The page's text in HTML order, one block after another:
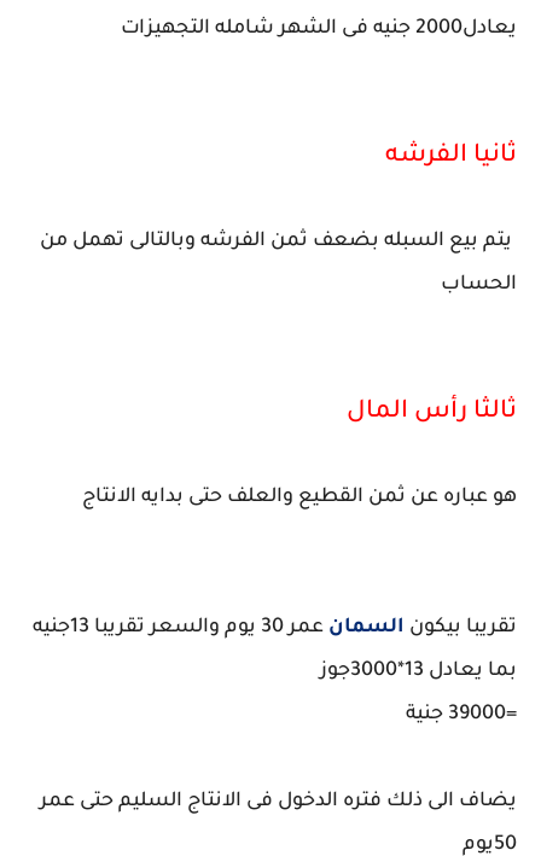
يعادل2000 جنيه فى الشهر شامله التجهيزات
ثانيا الفرشه
يتم بيع السبله بضعف ثمن الفرشه وبالتالى تهمل من
الحساب
ثالثا رأس المال
هو عباره عن ثمن القطيع والعلف حتى بدايه الانتاج
تقريبا بيكون السمان
عمر 30 يوم والسعر تقريبا 13جنيه
بما يعادل 13*3000جوز
=39000 جنية
يضاف الى ذلك فتره الدخول فى الانتاج السليم حتى عمر
50يوم